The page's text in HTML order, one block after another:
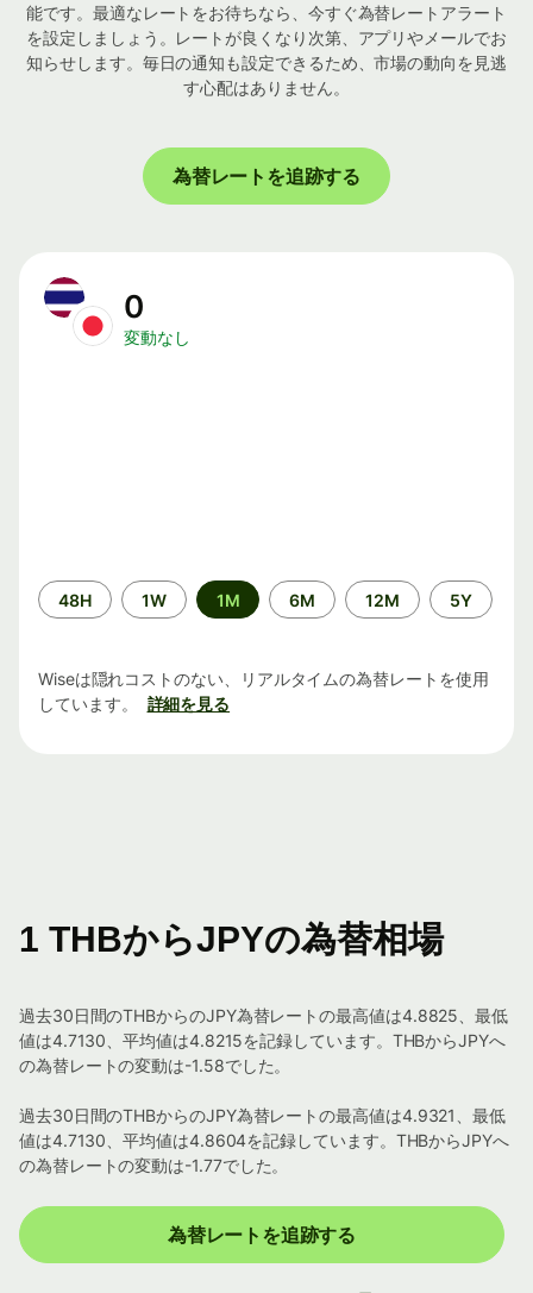
能です。最適なレートをお待ちなら、今すぐ為替レートアラート
を設定しましょう。レートが良くなり次第、アプリやメールでお
知らせします。毎日の通知も設定できるため、市場の動向を見逃
す心配はありません。
為替レートを追跡する
0
変動なし
期
間
48H 1W 1M 6M 12M 5Y
Wiseは隠れコストのない、リアルタイムの為替レートを使用
しています。
詳細を見る
1 THBからJPYの為替相場
過去30日間のTHBからのJPY為替レートの最高値は4.8825、最低
値は4.7130、平均値は4.8215を記録しています。THBからJPYへ
の為替レートの変動は-1.58でした。
過去30日間のTHBからのJPY為替レートの最高値は4.9321、最低
値は4.7130、平均値は4.8604を記録しています。THBからJPYへ
の為替レートの変動は-1.77でした。
為替レートを追跡する